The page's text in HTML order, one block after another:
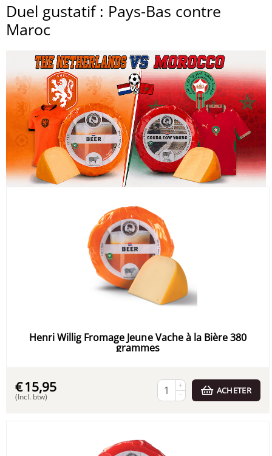
Duel gustatif : Pays-Bas contre
Maroc
Henri Willig Fromage Jeune Vache à la Bière 380
grammes
€15,95
(Incl. btw)
+
−
ACHETER